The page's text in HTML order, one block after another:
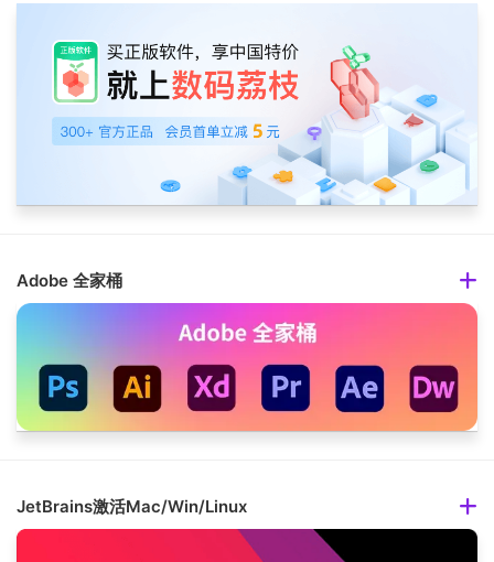
Adobe 全家桶
JetBrains激活Mac/Win/Linux